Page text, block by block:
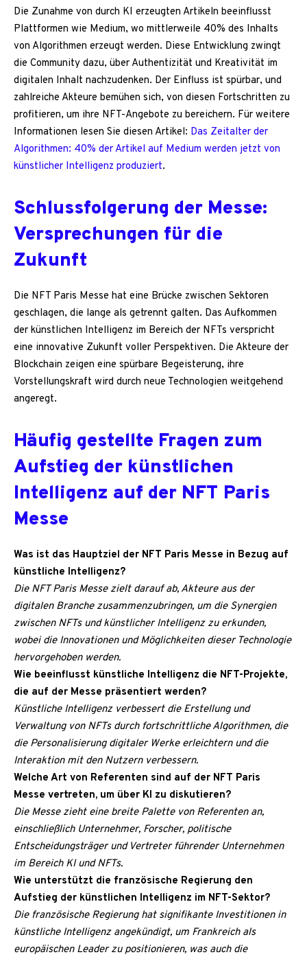
Die Zunahme von durch KI erzeugten Artikeln beeinflusst
Plattformen wie Medium, wo mittlerweile 40% des Inhalts
von Algorithmen erzeugt werden. Diese Entwicklung zwingt
die Community dazu, über Authentizität und Kreativität im
digitalen Inhalt nachzudenken. Der Einfluss ist spürbar, und
zahlreiche Akteure bemühen sich, von diesen Fortschritten zu
profitieren, um ihre NFT-Angebote zu bereichern. Für weitere
Informationen lesen Sie diesen Artikel: Das Zeitalter der
Algorithmen: 40% der Artikel auf Medium werden jetzt von
künstlicher Intelligenz produziert.
Schlussfolgerung der Messe:
Versprechungen für die
Zukunft
Die NFT Paris Messe hat eine Brücke zwischen Sektoren
geschlagen, die lange als getrennt galten. Das Aufkommen
der künstlichen Intelligenz im Bereich der NFTs verspricht
eine innovative Zukunft voller Perspektiven. Die Akteure der
Blockchain zeigen eine spürbare Begeisterung, ihre
Vorstellungskraft wird durch neue Technologien weitgehend
angeregt.
Häufig gestellte Fragen zum
Aufstieg der künstlichen
Intelligenz auf der NFT Paris
Messe
Was ist das Hauptziel der NFT Paris Messe in Bezug auf
künstliche Intelligenz?
Die NFT Paris Messe zielt darauf ab, Akteure aus der
digitalen Branche zusammenzubringen, um die Synergien
zwischen NFTs und künstlicher Intelligenz zu erkunden,
wobei die Innovationen und Möglichkeiten dieser Technologie
hervorgehoben werden.
Wie beeinflusst künstliche Intelligenz die NFT-Projekte,
die auf der Messe präsentiert werden?
Künstliche Intelligenz verbessert die Erstellung und
Verwaltung von NFTs durch fortschrittliche Algorithmen, die
die Personalisierung digitaler Werke erleichtern und die
Interaktion mit den Nutzern verbessern.
Welche Art von Referenten sind auf der NFT Paris
Messe vertreten, um über KI zu diskutieren?
Die Messe zieht eine breite Palette von Referenten an,
einschließlich Unternehmer, Forscher, politische
Entscheidungsträger und Vertreter führender Unternehmen
im Bereich KI und NFTs.
Wie unterstützt die französische Regierung den
Aufstieg der künstlichen Intelligenz im NFT-Sektor?
Die französische Regierung hat signifikante Investitionen in
künstliche Intelligenz angekündigt, um Frankreich als
europäischen Leader zu positionieren, was auch die